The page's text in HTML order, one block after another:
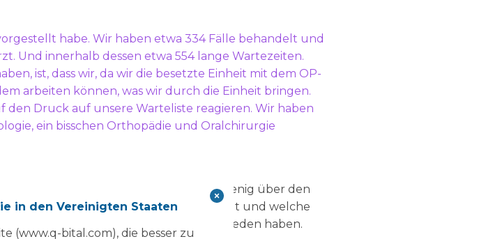
habe. Wir haben etwa 334 Fälle behandelt und
Und innerhalb dessen etwa 554 lange Wartezeiten.
ist, dass wir, da wir die besetzte Einheit mit dem OP-
arbeiten können, was wir durch die Einheit bringen.
Druck auf unsere Warteliste reagieren. Wir haben
ein bisschen Orthopädie und Oralchirurgie
Ihrer Entscheidung für die Einheit ein wenig über den
Wartelisten für die Genesung schlägt und welche
sich für die Einheiten vor Ort entschieden haben.
in den Vereinigten Staaten
(www.q-bital.com), die besser zu